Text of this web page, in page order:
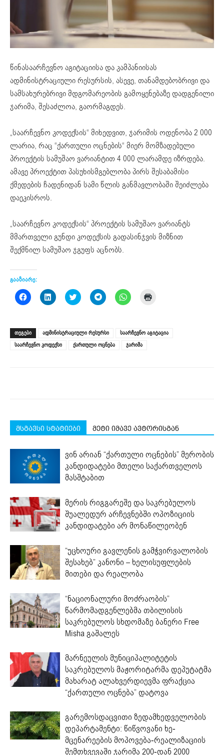
წინასაარჩევნო აგიტაციისა და კამპანიისას
ადმინისტრაციული რესურსის, ასევე, თანამდებობრივი და
სამსახურებრივი მდგომარეობის გამოყენებაზე დადგენილი
ჯარიმა, შესაძლოა, გაორმაგდეს.
„საარჩევნო კოდექსის“ მიხედვით, ჯარიმის ოდენობა 2 000
ლარია, რაც “ქართული ოცნების“ მიერ მომზადებული
პროექტის სამუშაო ვარიანტით 4 000 ლარამდე იზრდება.
ამავე პროექტით პასუხისმგებლობა პირს შესაბამისი
ქმედების ჩადენიდან სამი წლის განმავლობაში შეიძლება
დაეკისროს.
„საარჩევნო კოდექსის“ პროექტის სამუშაო ვარიანტს
მმართველი გუნდი კოდექსის გადასინჯვის მიზნით
შექმნილ სამუშაო ჯგუფს აცნობს.
გააზიარე:
Click
to
(Opens
in
new
window)
Click
to
(Opens
in
new
window)
Click
to
(Opens
in
new
window)
Click
to
(Opens
in
new
window)
Click
to
(Opens
in
new
window)
window)
ᲗᲔᲒᲔᲑᲘ ადმინისტრაციული რესურსი
საარჩევნო აგიტაცია
საარჩევნო კოდექსი
ქართული ოცნება ჯარიმა
მსგავსი სტატიები მეტი იმავე ავტორისგან
ვინ არიან “ქართული ოცნების” მერობის
კანდიდატები მთელი საქართველოს
მასშტაბით
მერის რიგგარეშე და საკრებულოს
შუალედურ არჩევნებში ოპოზიციის
კანდიდატები არ მონაწილეობენ
“უცხოური გავლენის გამჭვირვალობის
შესახებ” კანონი – ხელისუფლების
მითები და რეალობა
“ნაციონალური მოძრაობის”
წარმომადგენლებმა თბილისის
საკრებულოს სხდომაზე ბანერი Free
Misha გაშალეს
მარნეულის მუნიციპალიტეტის
საკრებულოს მაჟორიტარმა დეპუტატმა
მახარატ ალახვერდიევმა ფრაქცია
“ქართული ოცნება” დატოვა
გარემოსდაცვითი ზედამხედველობის
დეპარტამენტი: წიწვოვანი ხე-
მცენარეების მოპოვება-რეალიზაციის
შემთხვევაში ჯარიმა 200-დან 2000